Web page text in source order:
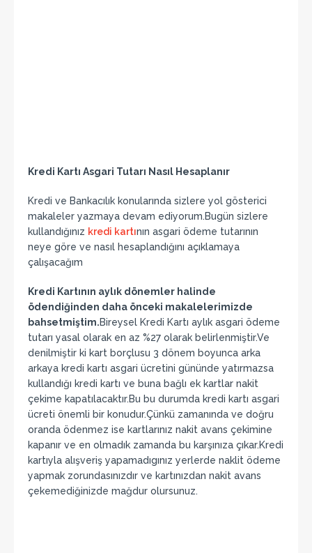
Kredi Kartı Asgari Tutarı Nasıl Hesaplanır
Kredi ve Bankacılık konularında sizlere yol gösterici
makaleler yazmaya devam ediyorum.Bugün sizlere
kullandığınız kredi kartının asgari ödeme tutarının
neye göre ve nasıl hesaplandığını açıklamaya
çalışacağım
Kredi Kartının aylık dönemler halinde
ödendiğinden daha önceki makalelerimizde
bahsetmiştim.Bireysel Kredi Kartı aylık asgari ödeme
tutarı yasal olarak en az %27 olarak belirlenmiştir.Ve
denilmiştir ki kart borçlusu 3 dönem boyunca arka
arkaya kredi kartı asgari ücretini gününde yatırmazsa
kullandığı kredi kartı ve buna bağlı ek kartlar nakit
çekime kapatılacaktır.Bu bu durumda kredi kartı asgari
ücreti önemli bir konudur.Çünkü zamanında ve doğru
oranda ödenmez ise kartlarınız nakit avans çekimine
kapanır ve en olmadık zamanda bu karşınıza çıkar.Kredi
kartıyla alışveriş yapamadıgınız yerlerde naklit ödeme
yapmak zorundasınızdır ve kartınızdan nakit avans
çekemediğinizde mağdur olursunuz.